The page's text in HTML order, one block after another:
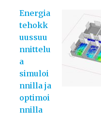
Energia
tehokk
uussuu
nnittelu
a
simuloi
nnilla ja
optimoi
nnilla